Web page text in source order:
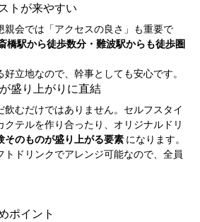
トが来やすい
親会では「アクセスの良さ」も重要で
橋駅から徒歩数分・難波駅からも徒歩圏
立地なので、幹事としても安心です。
盛り上がりに直結
むだけではありません。セルフスタイ
クテルを作り合ったり、オリジナルドリ
そのものが盛り上がる要素 になります。
トドリンクでアレンジ可能なので、全員
ポイント